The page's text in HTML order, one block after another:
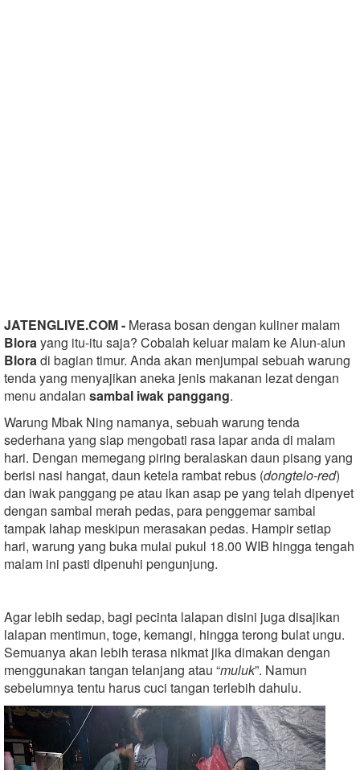
JATENGLIVE.COM - Merasa bosan dengan kuliner malam
Blora yang itu-itu saja? Cobalah keluar malam ke Alun-alun
Blora di bagian timur. Anda akan menjumpai sebuah warung
tenda yang menyajikan aneka jenis makanan lezat dengan
menu andalan sambal iwak panggang.
Warung Mbak Ning namanya, sebuah warung tenda
sederhana yang siap mengobati rasa lapar anda di malam
hari. Dengan memegang piring beralaskan daun pisang yang
berisi nasi hangat, daun ketela rambat rebus (dongtelo-red)
dan iwak panggang pe atau ikan asap pe yang telah dipenyet
dengan sambal merah pedas, para penggemar sambal
tampak lahap meskipun merasakan pedas. Hampir setiap
hari, warung yang buka mulai pukul 18.00 WIB hingga tengah
malam ini pasti dipenuhi pengunjung.
Agar lebih sedap, bagi pecinta lalapan disini juga disajikan
lalapan mentimun, toge, kemangi, hingga terong bulat ungu.
Semuanya akan lebih terasa nikmat jika dimakan dengan
menggunakan tangan telanjang atau “muluk”. Namun
sebelumnya tentu harus cuci tangan terlebih dahulu.